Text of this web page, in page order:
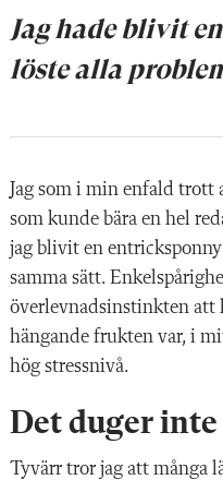
Jag hade blivit
löste alla
Jag som i min enfald trott
som kunde bära en hel
jag blivit en
samma sätt.
överlevnadsinstinkten att
hängande frukten var, i
hög stressnivå.
Det duger inte
Tyvärr tror jag att många